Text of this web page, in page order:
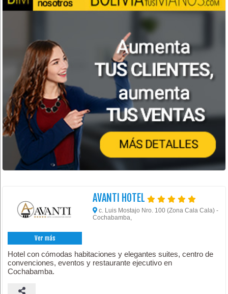
Ver más
AVANTI HOTEL
c. Luis Mostajo Nro. 100 (Zona Cala Cala) -
Cochabamba,
Hotel con cómodas habitaciones y elegantes suites, centro de
convenciones, eventos y restaurante ejecutivo en
Cochabamba.